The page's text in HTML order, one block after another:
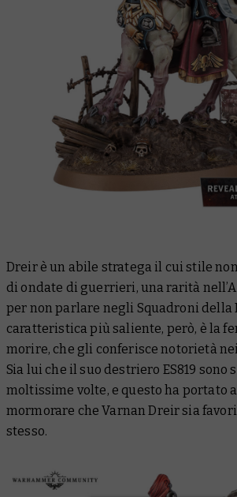
Dreir è un abile stratega il cui stile
di ondate di guerrieri, una rarità
per non parlare negli Squadroni della
caratteristica più saliente, però, è la
morire, che gli conferisce notorietà
Sia lui che il suo destriero ES819
moltissime volte, e questo ha portato
mormorare che Varnan Dreir sia
stesso.